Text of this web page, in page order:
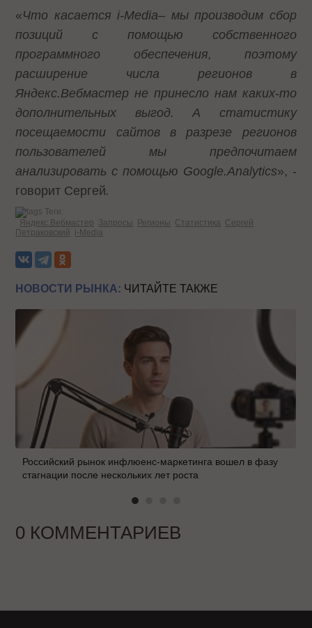
«Что касаетсяi-Media– мы производим сбор
позиций с помощью собственного
программного обеспечения, поэтому
расширение числа регионов в
Яндекс.Вебмастер не принесло нам каких-то
дополнительных выгод. А статистику
посещаемости сайтов в разрезе регионов
пользователей мы предпочитаем
анализировать с помощью Google.Analytics», -
говорит Сергей.
Теги:
Яндекс.Вебмастер Запросы Регионы Статистика Сергей
Петраковский i-Media
НОВОСТИ РЫНКА: ЧИТАЙТЕ ТАКЖЕ
Российский рынок инфлюенс-маркетинга вошел в фазу
стагнации после нескольких лет роста
0 КОММЕНТАРИЕВ